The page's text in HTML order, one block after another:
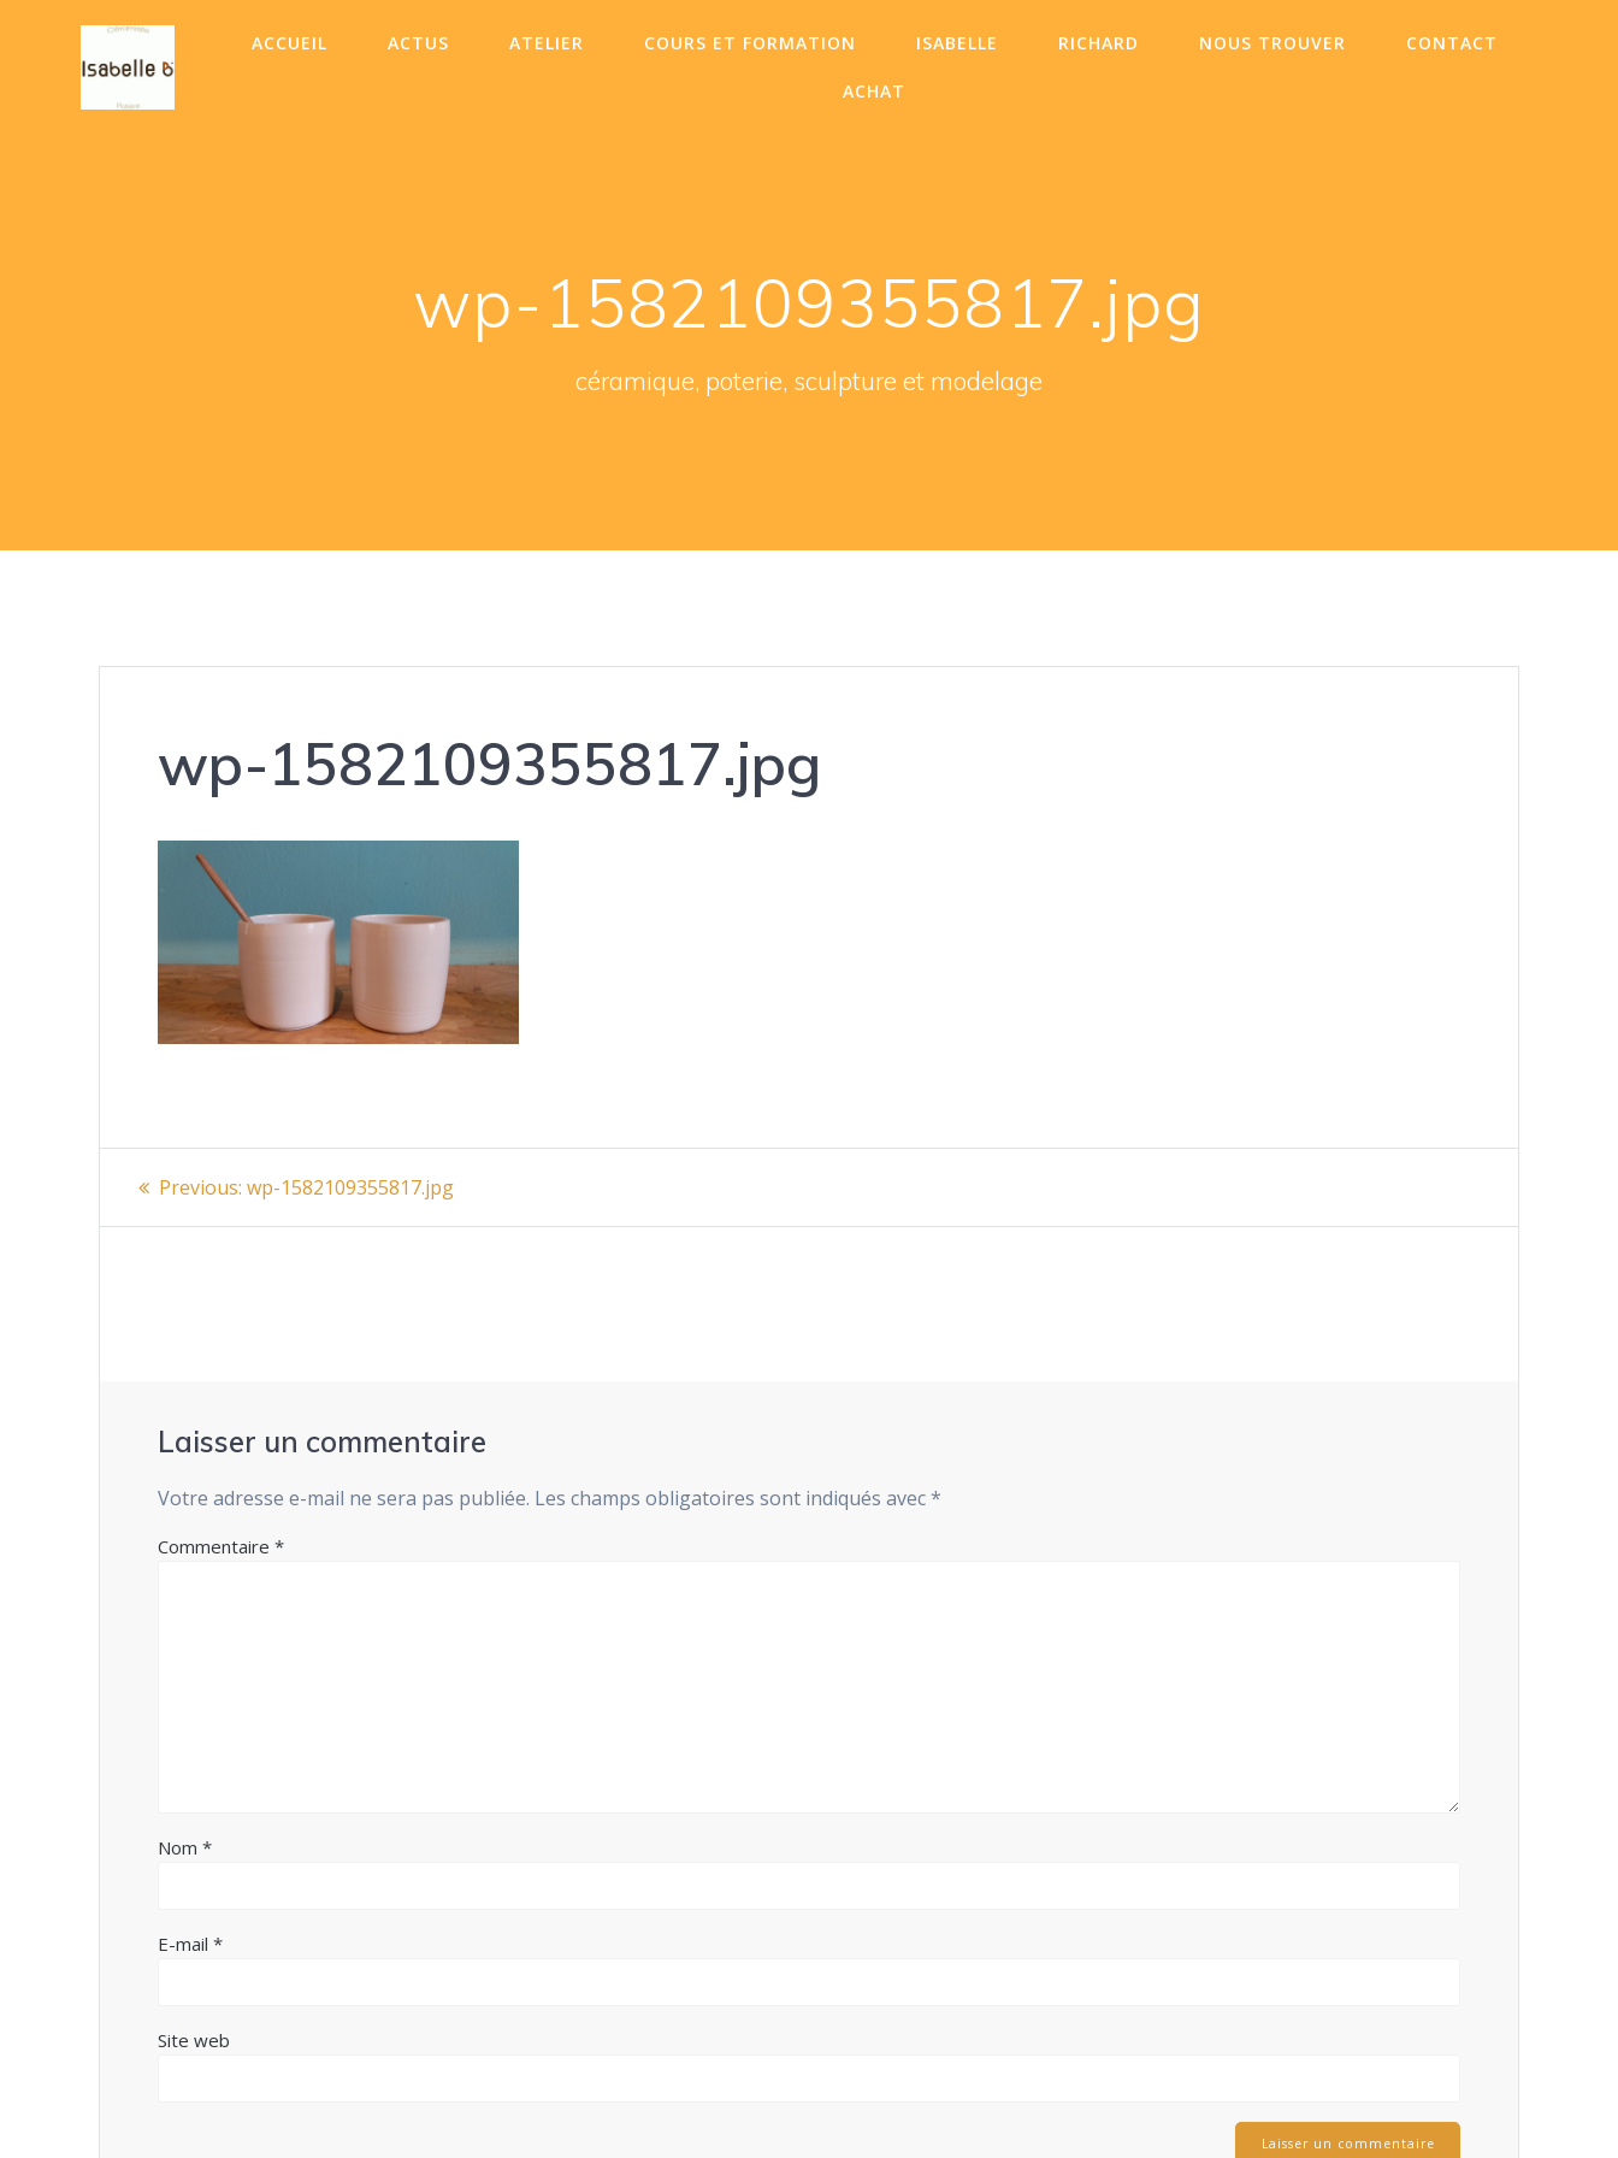
ACCUEIL ACTUS ATELIER COURS ET FORMATION ISABELLE RICHARD NOUS TROUVER CONTACT
ACHAT
wp-1582109355817.jpg
céramique, poterie, sculpture et modelage
wp-1582109355817.jpg
Navigation
de
Previous: Previous
wp-1582109355817.jpg
Laisser un commentaire
Votre adresse e-mail ne sera pas publiée. Les champs obligatoires sont indiqués avec*
Commentaire*
Nom*
E-mail*
Site web